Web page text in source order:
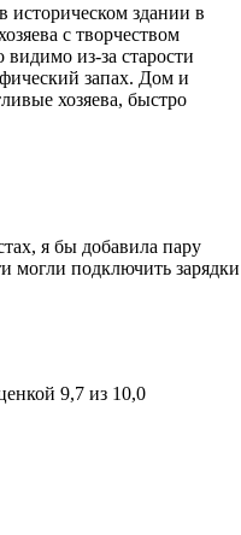
историческом здании в
с творчеством
из-за старости
запах. Дом и
хозяева, быстро
я бы добавила пару
могли подключить зарядки
9,7 из 10,0